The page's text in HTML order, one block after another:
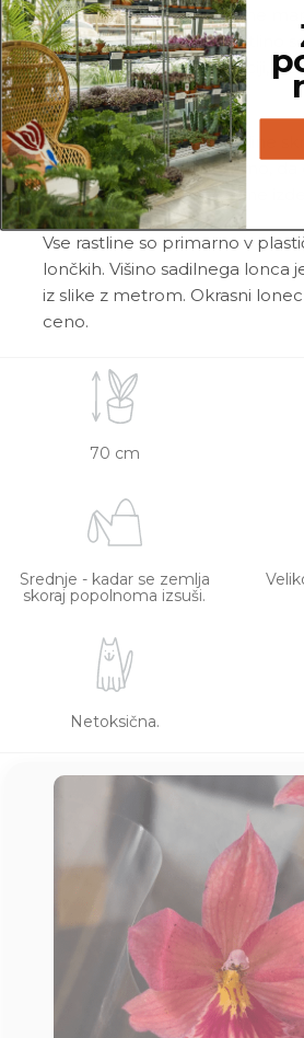
rastlina unikatna, so možne
prikazano in kupljeno rastlino
razlike v velikosti, variegaciji,
cvetov, itd …
Pred pošiljanjem vse rastline
pregledamo in zagotovimo, da
zdrave in čim bolj podobne
Vse rastline so primarno v
lončkih. Višino sadilnega lonca
iz slike z metrom. Okrasni
ceno.
70 cm
Srednje - kadar se zemlja
skoraj popolnoma izsuši.
Netoksična.